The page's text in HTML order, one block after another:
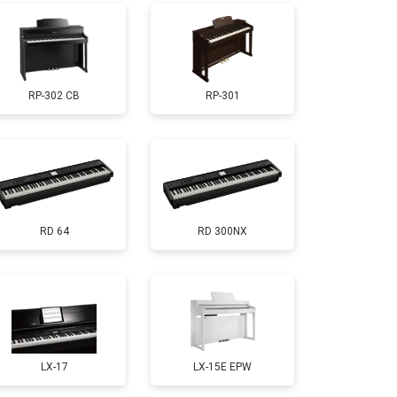
1800 ₽ Заказать
1200 ₽ Заказать
1500 ₽ Заказать
Заказать
1200 ₽
RP-302 CB RP-301
RD 64 RD 300NX
LX-17 LX-15E EPW